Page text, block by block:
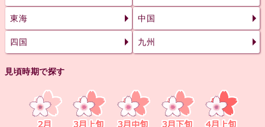
東海 中国
四国 九州
見頃時期で探す